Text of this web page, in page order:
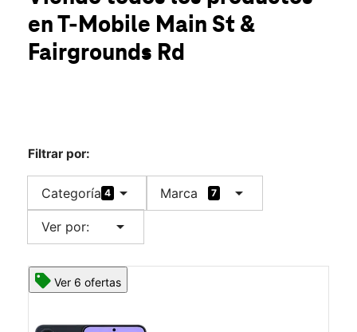
Mié.:9:00 a.m. a 7:00 p.m.
Jue.: 9:00 a.m. a 7:00 p.m.
2920 Main St Ste C Susanville, CA 96130
en T-Mobile Main St &
Fairgrounds Rd
Filtrar por:
Categoría 4 arrow_drop_down Marca 7 arrow_drop_down
Ver por: arrow_drop_down
Ver 6 ofertas